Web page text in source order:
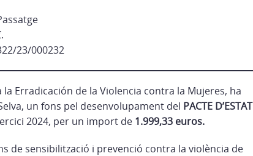
23/000232
Erradicación de la Violencia contra la Mujeres, ha
un fons pel desenvolupament del PACTE D’ESTAT
2024, per un import de 1.999,33 euros.
de sensibilització i prevenció contra la violència de